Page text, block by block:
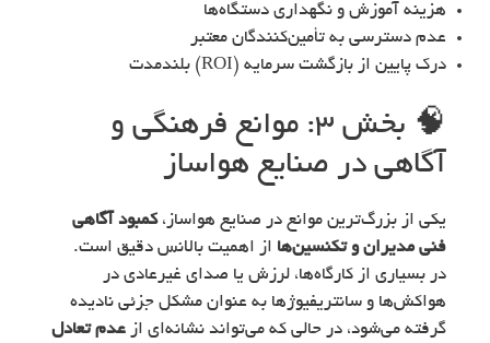
هزینه آموزش و نگهداری دستگاه‌ها
عدم دسترسی به تأمین‌کنندگان معتبر
درک پایین از بازگشت سرمایه (ROI) بلندمدت
🧠 بخش ۳: موانع فرهنگی و
آگاهی در صنایع هواساز
یکی از بزرگ‌ترین موانع در صنایع هواساز،کمبود آگاهی
فنی مدیران و تکنسین‌ها از اهمیت بالانس دقیق است.
در بسیاری از کارگاه‌ها، لرزش یا صدای غیرعادی در
هواکش‌ها و سانتریفیوژها به عنوان مشکل جزئی نادیده
گرفته می‌شود، در حالی که می‌تواند نشانه‌ای از عدم تعادل